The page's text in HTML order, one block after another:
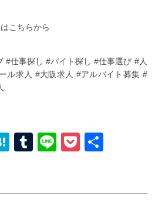
こちらから
#仕事探し #バイト探し #仕事選び #人
ル求人 #大阪求人 #アルバイト募集 #
Hatena
Tumblr
LinePocket